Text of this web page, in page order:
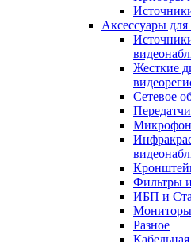
Аксессуары
Жесткие
Сетевое
Фильтры
ИБП и
Мониторы
Разное